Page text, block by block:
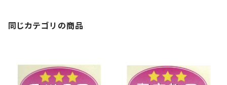
同じカテゴリの商品